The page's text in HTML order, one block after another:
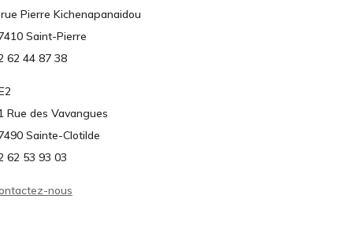
Pierre Kichenapanaidou
Saint-Pierre
62 44 87 38
Rue des Vavangues
Sainte-Clotilde
62 53 93 03
nous